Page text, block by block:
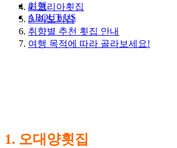
여행
ABOUT US
4. 코리아횟집
5. 이모회집
취향별 추천 횟집 안내
여행 목적에 따라 골라보세요!
1. 오대양횟집